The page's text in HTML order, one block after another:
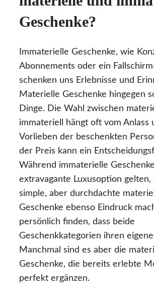
Geschenke?
Immaterielle Geschenke, wie
Abonnements oder ein
schenken uns Erlebnisse und
Materielle Geschenke hingegen
Dinge. Die Wahl zwischen
immateriell hängt oft vom Anlass
Vorlieben der beschenkten
der Preis kann ein
Während immaterielle
extravagante Luxusoption gelten,
simple, aber durchdachte
Geschenke ebenso Eindruck
persönlich finden, dass beide
Geschenkkategorien ihren
Manchmal sind es aber die
Geschenke, die bereits erlebte
perfekt ergänzen.